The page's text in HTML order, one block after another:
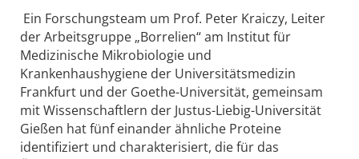
Ein Forschungsteam um Prof. Peter Kraiczy, Leiter
der Arbeitsgruppe „Borrelien“ am Institut für
Medizinische Mikrobiologie und
Krankenhaushygiene der Universitätsmedizin
Frankfurt und der Goethe-Universität, gemeinsam
mit Wissenschaftlern der Justus-Liebig-Universität
Gießen hat fünf einander ähnliche Proteine
identifiziert und charakterisiert, die für das